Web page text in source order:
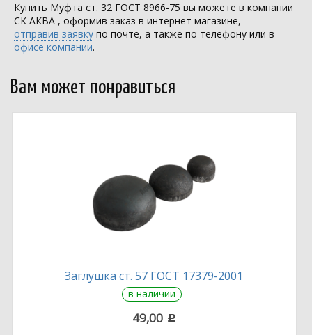
Купить Муфта ст. 32 ГОСТ 8966-75 вы можете в компании
СК АКВА , оформив заказ в интернет магазине,
отправив заявку по почте, а также по телефону или в
офисе компании.
Вам может понравиться
Заглушка ст. 57 ГОСТ 17379-2001
в наличии
49,00 c